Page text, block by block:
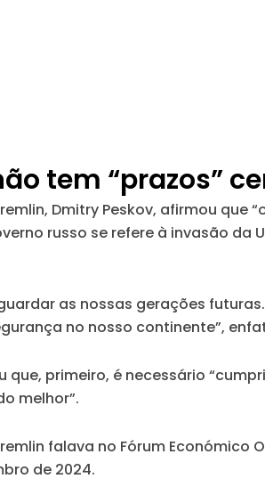
tem “prazos”
Dmitry Peskov, afirmou que
russo se refere à invasão da
as nossas gerações
no nosso continente”,
que, primeiro, é necessário
melhor”.
falava no Fórum Económico
de 2024.